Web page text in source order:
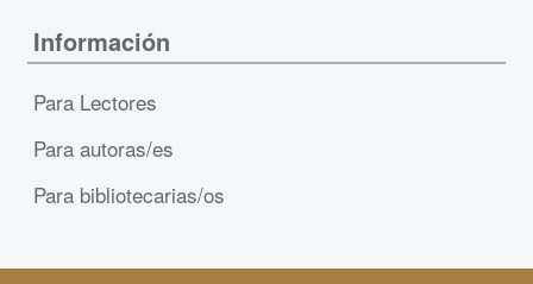
Información
Para Lectores
Para autoras/es
Para bibliotecarias/os